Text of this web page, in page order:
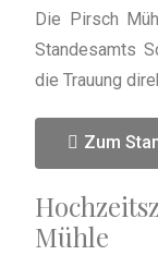
Die Pirsch
Standesamts
die Trauung
Zum
Mühle